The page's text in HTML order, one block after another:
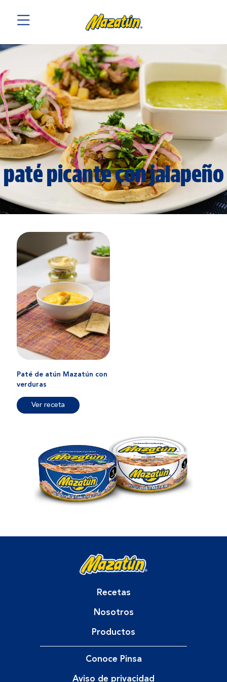
paté picante con jalapeño
Paté de atún Mazatún con
verduras
Ver receta
Recetas
Nosotros
Productos
Conoce Pinsa
Aviso de privacidad